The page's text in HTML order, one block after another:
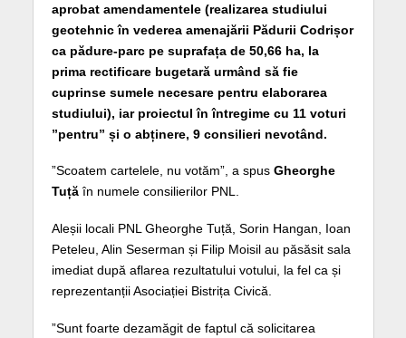
aprobat amendamentele (realizarea studiului
geotehnic în vederea amenajării Pădurii Codrișor
ca pădure-parc pe suprafața de 50,66 ha, la
prima rectificare bugetară urmând să fie
cuprinse sumele necesare pentru elaborarea
studiului), iar proiectul în întregime cu 11 voturi
”pentru” și o abținere, 9 consilieri nevotând.
”Scoatem cartelele, nu votăm”, a spus Gheorghe
Tuțăîn numele consilierilor PNL.
Aleșii locali PNL Gheorghe Tuță, Sorin Hangan, Ioan
Peteleu, Alin Seserman și Filip Moisil au păsăsit sala
imediat după aflarea rezultatului votului, la fel ca și
reprezentanții Asociației Bistrița Civică.
”Sunt foarte dezamăgit de faptul că solicitarea